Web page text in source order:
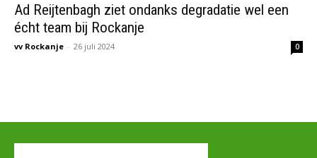
Ad Reijtenbagh ziet ondanks degradatie wel een
écht team bij Rockanje
vv Rockanje - 26 juli 2024 0